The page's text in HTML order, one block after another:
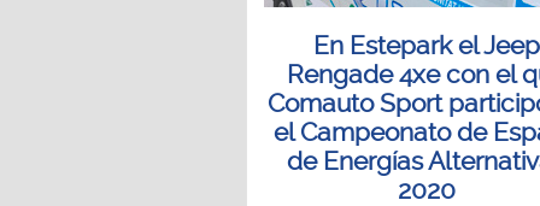
En Estepark el Jeep
Rengade 4xe con el
Comauto Sport
el Campeonato de
de Energías
2020